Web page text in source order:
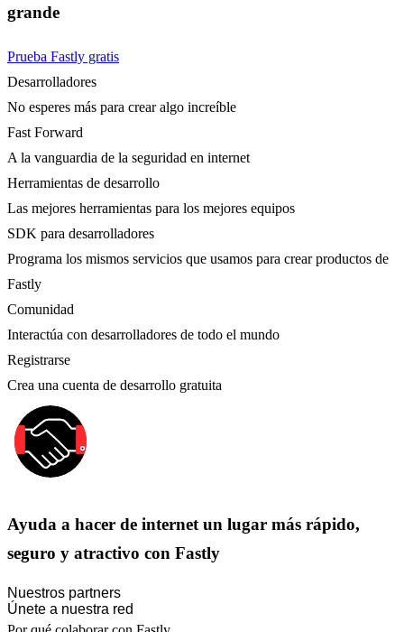
grande
Prueba Fastly gratis
Desarrolladores
No esperes más para crear algo increíble
Fast Forward
A la vanguardia de la seguridad en internet
Herramientas de desarrollo
Las mejores herramientas para los mejores equipos
SDK para desarrolladores
Programa los mismos servicios que usamos para crear productos de
Fastly
Comunidad
Interactúa con desarrolladores de todo el mundo
Registrarse
Crea una cuenta de desarrollo gratuita
Ayuda a hacer de internet un lugar más rápido,
seguro y atractivo con Fastly
Nuestros partners
Únete a nuestra red